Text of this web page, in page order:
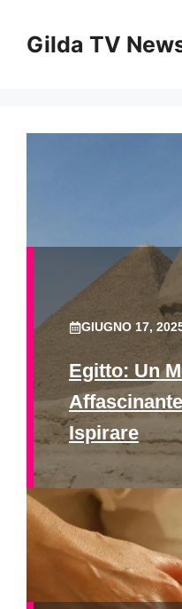
contenuto
Gilda TV
GIUGNO 17,
Egitto: Un
Ispirare